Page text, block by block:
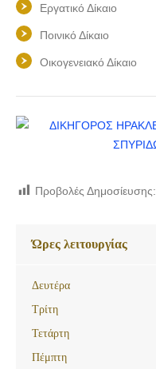
Εργατικό Δίκαιο
Ποινικό Δίκαιο
Οικογενειακό Δίκαιο
Προβολές Δημοσίευσης:
Ώρες λειτουργίας
Δευτέρα
Τρίτη
Τετάρτη
Πέμπτη